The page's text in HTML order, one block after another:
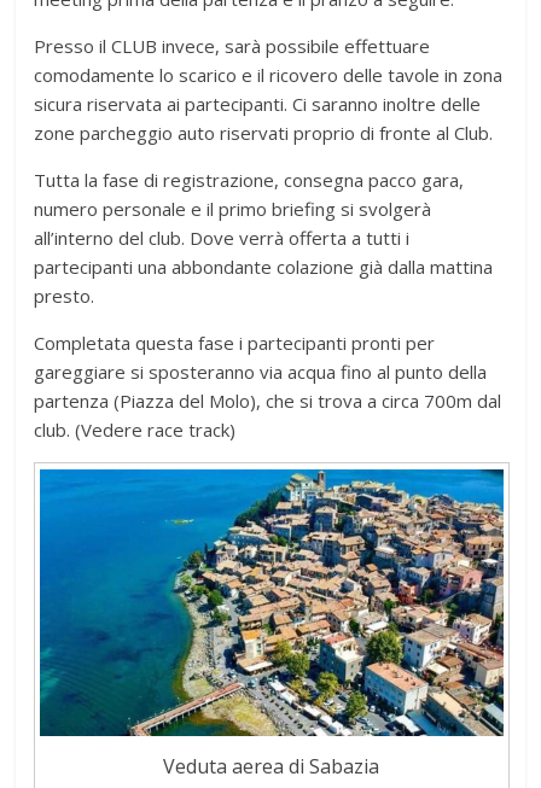
Presso il CLUB invece, sarà possibile effettuare
comodamente lo scarico e il ricovero delle tavole in zona
sicura riservata ai partecipanti. Ci saranno inoltre delle
zone parcheggio auto riservati proprio di fronte al Club.
Tutta la fase di registrazione, consegna pacco gara,
numero personale e il primo briefing si svolgerà
all’interno del club. Dove verrà offerta a tutti i
partecipanti una abbondante colazione già dalla mattina
presto.
Completata questa fase i partecipanti pronti per
gareggiare si sposteranno via acqua fino al punto della
partenza (Piazza del Molo), che si trova a circa 700m dal
club. (Vedere race track)
Veduta aerea di Sabazia